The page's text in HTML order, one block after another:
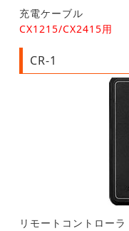
充電ケーブル
CX1215/CX2415用
CR-1
リモートコントローラ